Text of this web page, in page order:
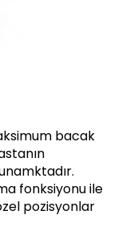
bacak
fonksiyonu ile
pozisyonlar